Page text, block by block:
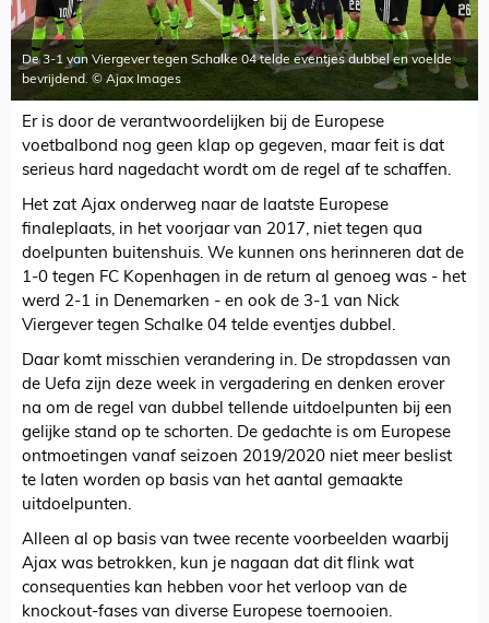
De 3-1 van Viergever tegen Schalke 04 telde eventjes dubbel en voelde
bevrijdend. © Ajax Images
Er is door de verantwoordelijken bij de Europese
voetbalbond nog geen klap op gegeven, maar feit is dat
serieus hard nagedacht wordt om de regel af te schaffen.
Het zat Ajax onderweg naar de laatste Europese
finaleplaats, in het voorjaar van 2017, niet tegen qua
doelpunten buitenshuis. We kunnen ons herinneren dat de
1-0 tegen FC Kopenhagen in de return al genoeg was - het
werd 2-1 in Denemarken - en ook de 3-1 van Nick
Viergever tegen Schalke 04 telde eventjes dubbel.
Daar komt misschien verandering in. De stropdassen van
de Uefa zijn deze week in vergadering en denken erover
na om de regel van dubbel tellende uitdoelpunten bij een
gelijke stand op te schorten. De gedachte is om Europese
ontmoetingen vanaf seizoen 2019/2020 niet meer beslist
te laten worden op basis van het aantal gemaakte
uitdoelpunten.
Alleen al op basis van twee recente voorbeelden waarbij
Ajax was betrokken, kun je nagaan dat dit flink wat
consequenties kan hebben voor het verloop van de
knockout-fases van diverse Europese toernooien.